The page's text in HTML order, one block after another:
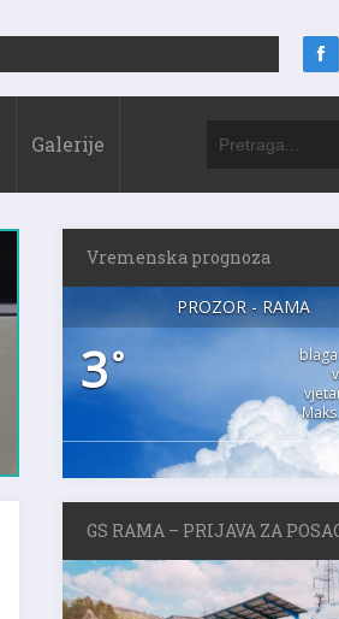
Galerije
Vremenska prognoza
PROZOR - RAMA
3°
GS RAMA – PRIJAVA ZA